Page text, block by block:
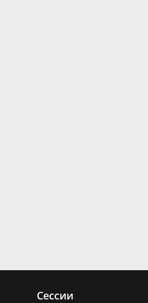
Сессии